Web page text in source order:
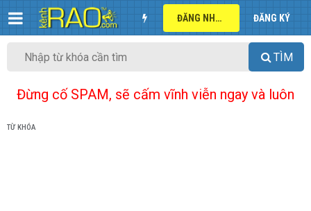
ĐĂNG NHẬP ĐĂNG KÝ
TÌM
Đừng cố SPAM, sẽ cấm vĩnh viễn ngay và luôn
TỪ KHÓA